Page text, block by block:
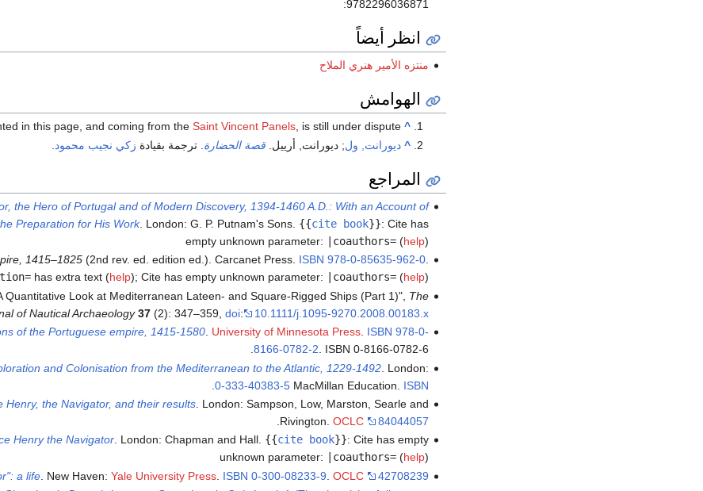
:9782296036871
انظر أيضاً
منتزه الأمير هنري الملاح
الهوامش
^
in this page, and coming from theSaint Vincent Panels, is still under dispute.
^ ديورانت, ول; ديورانت, أرييل. قصة الحضارة . ترجمة بقيادة زكي نجيب محمود
المراجع
the Hero of Portugal and of Modern Discovery, 1394-1460 A.D.: With an Account of
Preparation for His Work. London: G. P. Putnam's Sons. {{cite book}}: Cite has
empty unknown parameter:
|coauthors=(help)
1415–1825(2nd rev. ed. edition ed.). Carcanet Press. ISBN 978-0-85635-962-0.
has extra text (help); Cite has empty unknown parameter: |coauthors=(help)
Look at Mediterranean Lateen- and Square-Rigged Ships (Part 1)", The
of Nautical Archaeology 37(2): 347–359, doi:
10.1111/j.1095-9270.2008.00183.x
of the Portuguese empire, 1415-1580. University of Minnesota Press. ISBN 978-0-
8166-0782-2 . ISBN 0-8166-0782-6.
and Colonisation from the Mediterranean to the Atlantic, 1229-1492. London:
MacMillan Education. ISBN
0-333-40383-5
Henry, the Navigator, and their results. London: Sampson, Low, Marston, Searle and
Rivington. OCLC 84044057
Henry the Navigator. London: Chapman and Hall. {{cite book}}: Cite has empty
unknown parameter:
|coauthors=(help)
a life. New Haven: Yale University Press. ISBN 0-300-08233-9 OCLC 42708239